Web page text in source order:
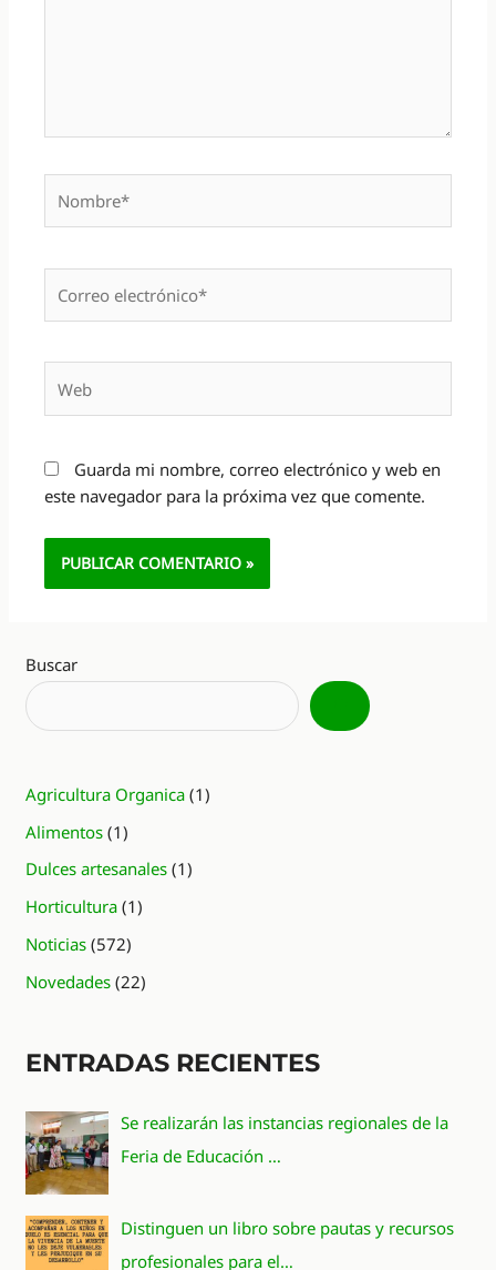
electrónico*
Guarda mi nombre, correo electrónico y web en
este navegador para la próxima vez que comente.
Buscar
Agricultura Organica (1)
Alimentos (1)
Dulces artesanales (1)
Horticultura (1)
Noticias (572)
Novedades (22)
ENTRADAS RECIENTES
Se realizarán las instancias regionales de la
Feria de Educación …
Distinguen un libro sobre pautas y recursos
profesionales para el…